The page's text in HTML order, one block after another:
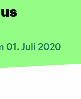
01. Juli 2020